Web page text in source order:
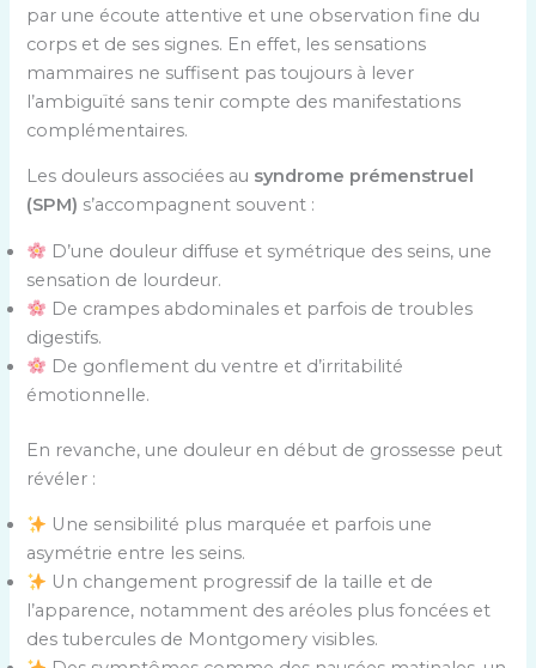
par une écoute attentive et une observation fine du
corps et de ses signes. En effet, les sensations
mammaires ne suffisent pas toujours à lever
l’ambiguïté sans tenir compte des manifestations
complémentaires.
Les douleurs associées au syndrome prémenstruel
(SPM) s’accompagnent souvent :
D’une douleur diffuse et symétrique des seins, une
sensation de lourdeur.
De crampes abdominales et parfois de troubles
digestifs.
De gonflement du ventre et d’irritabilité
émotionnelle.
En revanche, une douleur en début de grossesse peut
révéler :
Une sensibilité plus marquée et parfois une
asymétrie entre les seins.
Un changement progressif de la taille et de
l’apparence, notamment des aréoles plus foncées et
des tubercules de Montgomery visibles.